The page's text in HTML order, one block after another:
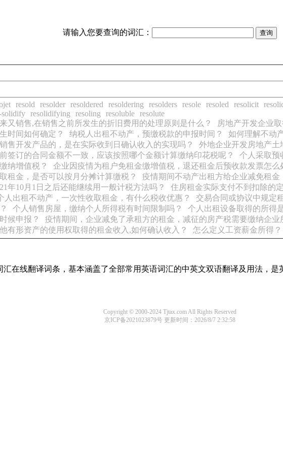
请输入您要查询的词汇：
resold resolder resoldered resoldering resolders resole resoled resolicit
solidify resolidifying resoling resoluble resolute
又销售,在销售之前所发生的折旧费用的处理原则是什么？
房地产开发企业
时间如何确定？
纳税人出租不动产，预缴税款的申报时间？
如何理解不动
售开发产品的，是在实际收到日确认收入的实现吗？
外地企业开发房地产土
签订的合同金额不一致，应该按照哪个金额计算缴纳印花税呢？
个人采取预
纳增值税？
企业因疫情为租户免租金缴增值税，退还租金后预收款发票怎么
租金，是否可以按月分摊计算缴税？
疫情期间不动产出租方给企业减免租金
年10月1日之后还能继续用一般计税方法吗？
住房租金实际支付不到扣除的
人出租不动产，一次性收取租金，有什么税收优惠？
交易合同或协议中规定
个人销售房屋，缴纳个人所得税有时间限制吗？
个人出租设备取得的所得
候申报？
疫情期间，企业减免了承租方的租金，减征的房产税需要缴纳企业
有形资产的使用权取得的租金收入,如何确认收入？
怎么定义工资薪金所得？
在线翻译词条，基本涵盖了全部常用英语词汇的中英文双语翻译及用法，是
Copyright © 2000-2024 Tjtax.com All Rights Reserved
京ICP备2021023879号更新时间：2026/8/7 2:32:58